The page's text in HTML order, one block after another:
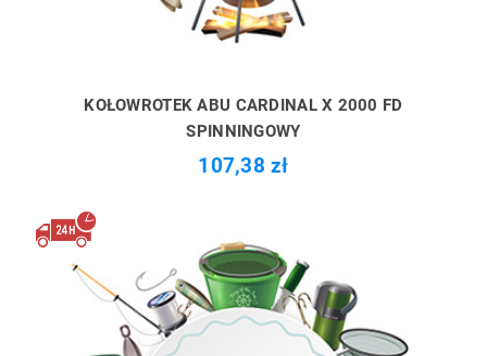
KOŁOWROTEK ABU CARDINAL X 2000 FD
SPINNINGOWY
107,38 zł